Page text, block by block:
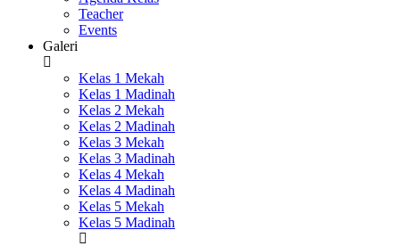
Teacher
Events
Galeri
Kelas 1 Mekah
Kelas 1 Madinah
Kelas 2 Mekah
Kelas 2 Madinah
Kelas 3 Mekah
Kelas 3 Madinah
Kelas 4 Mekah
Kelas 4 Madinah
Kelas 5 Mekah
Kelas 5 Madinah